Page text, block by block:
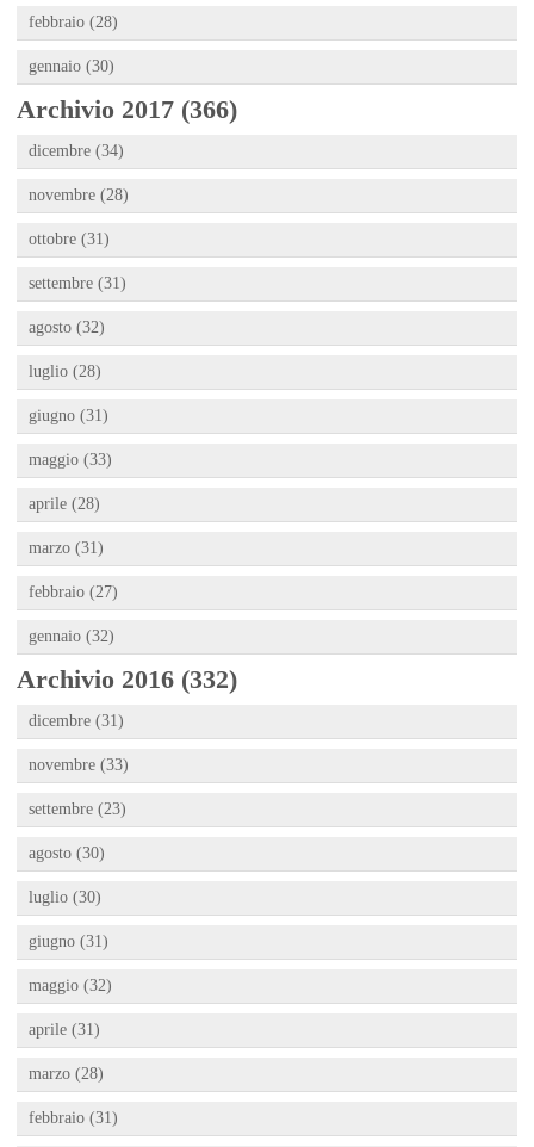
febbraio (28)
gennaio (30)
Archivio 2017 (366)
dicembre (34)
novembre (28)
ottobre (31)
settembre (31)
agosto (32)
luglio (28)
giugno (31)
maggio (33)
aprile (28)
marzo (31)
febbraio (27)
gennaio (32)
Archivio 2016 (332)
dicembre (31)
novembre (33)
settembre (23)
agosto (30)
luglio (30)
giugno (31)
maggio (32)
aprile (31)
marzo (28)
febbraio (31)